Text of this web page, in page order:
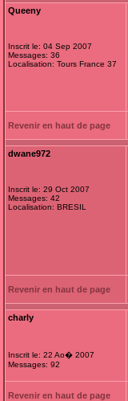
Queeny
Inscrit le: 04 Sep 2007
Messages: 36
Localisation: Tours France 37
Revenir en haut de page
dwane972
Inscrit le: 29 Oct 2007
Messages: 42
Localisation: BRESIL
Revenir en haut de page
charly
Inscrit le: 22 Ao� 2007
Messages: 92
Revenir en haut de page